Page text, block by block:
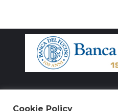
Cookie Policy